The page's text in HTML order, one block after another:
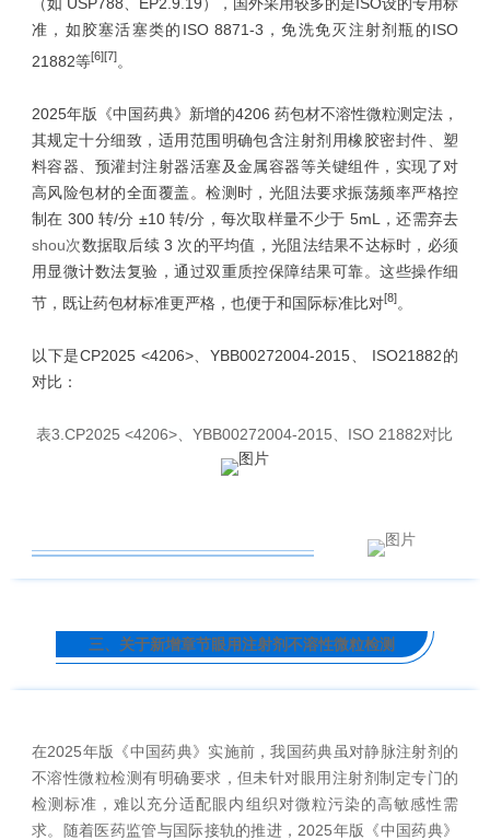
（如 USP788、EP2.9.19），国外采用较多的是ISO设的专用标
准，如胶塞活塞类的ISO 8871-3，免洗免灭注射剂瓶的ISO
21882等[6][7]。
2025年版《中国药典》新增的4206 药包材不溶性微粒测定法，
其规定十分细致，适用范围明确包含注射剂用橡胶密封件、塑
料容器、预灌封注射器活塞及金属容器等关键组件，实现了对
高风险包材的全面覆盖。检测时，光阻法要求振荡频率严格控
制在 300 转/分 ±10 转/分，每次取样量不少于 5mL，还需弃去
shou次数据取后续 3 次的平均值，光阻法结果不达标时，必须
用显微计数法复验，通过双重质控保障结果可靠。这些操作细
节，既让药包材标准更严格，也便于和国际标准比对[8]。
以下是CP2025 <4206>、YBB00272004-2015、 ISO21882的
对比：
表3.CP2025 <4206>、YBB00272004-2015、ISO 21882对比
三、关于新增章节眼用注射剂不溶性微粒检测
在2025年版《中国药典》实施前，我国药典虽对静脉注射剂的
不溶性微粒检测有明确要求，但未针对眼用注射剂制定专门的
检测标准，难以充分适配眼内组织对微粒污染的高敏感性需
求。随着医药监管与国际接轨的推进，2025年版《中国药典》